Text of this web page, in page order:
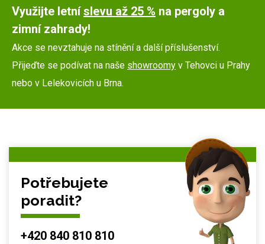
Využijte letníslevu až 25 % na pergoly a
zimní zahrady!
Akce se nevztahuje na stínění a další příslušenství.
Přijeďte se podívat na naše showroomy v Tehovci u Prahy
nebo v Lelekovicích u Brna.
Potřebujete
poradit?
+420 840 810 810